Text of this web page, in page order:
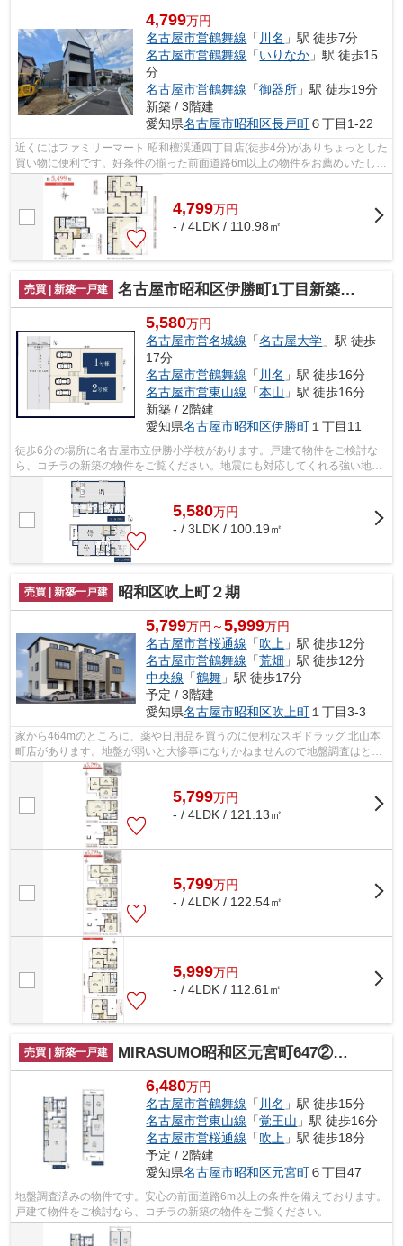
4,799万円
名古屋市営鶴舞線 「 川名 」駅 徒歩7分
名古屋市営鶴舞線 「いりなか 」駅 徒歩15
分
名古屋市営鶴舞線 「御器所 」駅 徒歩19分
新築 / 3階建
愛知県名古屋市昭和区長戸町６丁目1-22
近くにはファミリーマート 昭和檀渓通四丁目店(徒歩4分)がありちょっとした
買い物に便利です。好条件の揃った前面道路6m以上の物件をお薦めいたしま
す。こちらは清潔感のある新築戸建...
4,799万円
- / 4LDK / 110.98㎡
売買 | 新築一戸建 名古屋市昭和区伊勝町1丁目新築戸建
5,580万円
名古屋市営名城線 「名古屋大学 」駅 徒歩
17分
名古屋市営鶴舞線 「 川名 」駅 徒歩16分
名古屋市営東山線 「本山 」駅 徒歩16分
新築 / 2階建
愛知県名古屋市昭和区伊勝町 １丁目11
徒歩6分の場所に名古屋市立伊勝小学校があります。戸建て物件をご検討な
ら、コチラの新築の物件をご覧ください。地震にも対応してくれる強い地盤
の物件は安心感があります。前面道路6m...
5,580万円
- / 3LDK / 100.19㎡
売買 | 新築一戸建 昭和区吹上町２期
5,799万円～5,999万円
名古屋市営桜通線 「吹上 」駅 徒歩12分
名古屋市営鶴舞線 「荒畑 」駅 徒歩12分
中央線 「鶴舞 」駅 徒歩17分
予定 / 3階建
愛知県名古屋市昭和区吹上町 １丁目3-3
家から464mのところに、薬や日用品を買うのに便利なスギドラッグ 北山本
町店があります。地盤が弱いと大惨事になりかねませんので地盤調査はとて
も大切です。こちらは清潔感のある新築...
5,799万円
- / 4LDK / 121.13㎡
5,799万円
- / 4LDK / 122.54㎡
5,999万円
- / 4LDK / 112.61㎡
売買 | 新築一戸建 MIRASUMO昭和区元宮町647②｜名古屋市の戸建ならホームアップ
6,480万円
名古屋市営鶴舞線 「 川名 」駅 徒歩15分
名古屋市営東山線 「覚王山 」駅 徒歩16分
名古屋市営桜通線 「吹上 」駅 徒歩18分
予定 / 2階建
愛知県名古屋市昭和区元宮町６丁目47
地盤調査済みの物件です。安心の前面道路6m以上の条件を備えております。
戸建て物件をご検討なら、コチラの新築の物件をご覧ください。